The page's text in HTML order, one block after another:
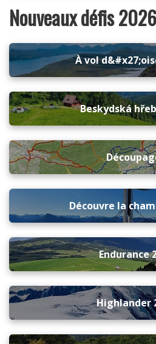
Nouveaux défis
À vol
Beskydská
Découvre la
Endurance
Highlander